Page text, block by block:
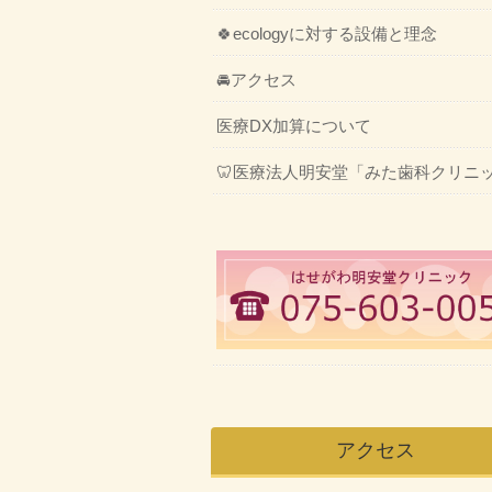
🍀ecologyに対する設備と理念
🚘アクセス
医療DX加算について
🦷医療法人明安堂「みた歯科クリニ
アクセス